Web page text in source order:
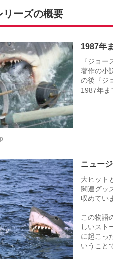
リーズの概要
1987年
『ジョ
著作の小
の後『ジ
1987年ま
ニュー
大ヒット
関連グッ
収めてい
この物語
しいスト
に起こっ
いうこと